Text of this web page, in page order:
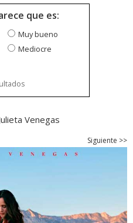
que es:
Muy bueno
Mediocre
Venegas
Siguiente >>